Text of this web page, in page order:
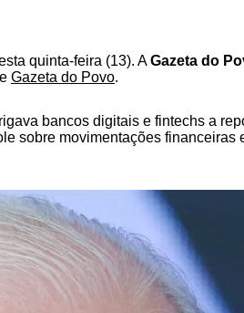
quinta-feira (13). AGazeta do
e Gazeta do Povo.
bancos digitais e fintechs a
sobre movimentações